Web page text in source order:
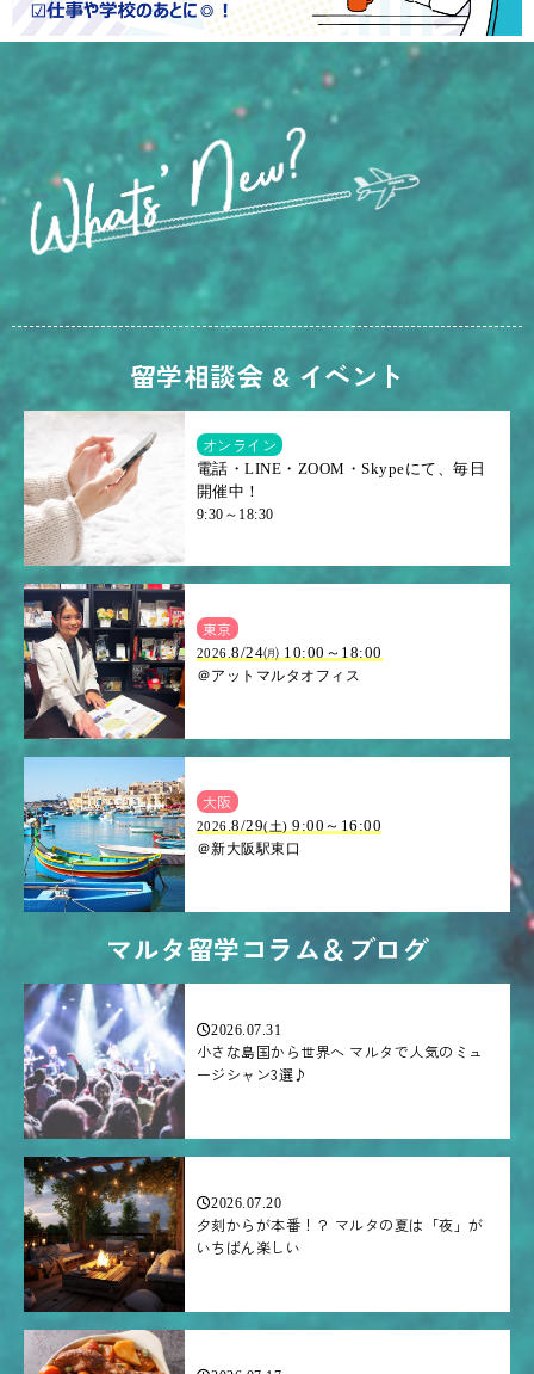
留学相談会 & イベント
オンライン
電話・LINE・ZOOM・Skypeにて、毎日
開催中！
9:30～18:30
東京
2026.8/24㈪ 10:00～18:00
＠アットマルタオフィス
大阪
2026.8/29(土) 9:00～16:00
＠新大阪駅東口
マルタ留学コラム＆ブログ
2026.07.31
小さな島国から世界へ マルタで人気のミュ
ージシャン3選♪
2026.07.20
夕刻からが本番！？ マルタの夏は「夜」が
いちばん楽しい